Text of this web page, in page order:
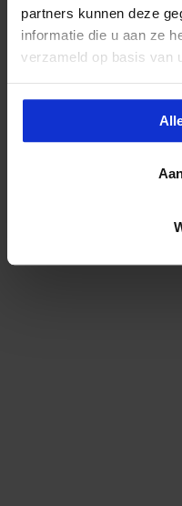
partners kunnen deze
informatie die u aan ze
verzameld op basis van